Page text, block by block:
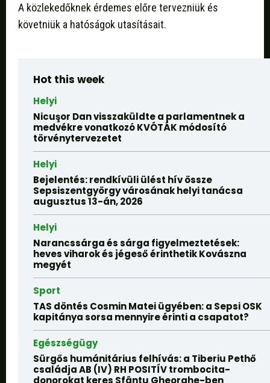
A közlekedőknek érdemes előre tervezniük és
követniük a hatóságok utasításait.
Hot this week
Helyi
Nicuşor Dan visszaküldte a parlamentnek a
medvékre vonatkozó KVÓTÁK módosító
törvénytervezetet
Helyi
Bejelentés: rendkívüli ülést hív össze
Sepsiszentgyörgy városának helyi tanácsa
augusztus 13-án, 2026
Helyi
Narancssárga és sárga figyelmeztetések:
heves viharok és jégeső érinthetik Kovászna
megyét
Sport
TAS döntés Cosmin Matei ügyében: a Sepsi OSK
kapitánya sorsa mennyire érinti a csapatot?
Egészségügy
Sürgős humánitárius felhívás: a Tiberiu Pethő
családja AB (IV) RH POSITÍV trombocita-